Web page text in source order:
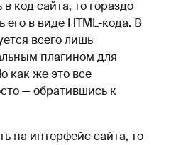
код сайта, то гораздо
его в виде HTML-кода. В
всего лишь
плагином для
как же это все
— обратившись к
на интерфейс сайта, то